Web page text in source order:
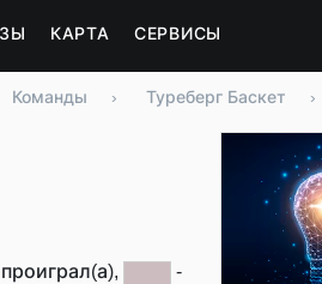
КАРТА СЕРВИСЫ
Команды › Туреберг Баскет ›
-